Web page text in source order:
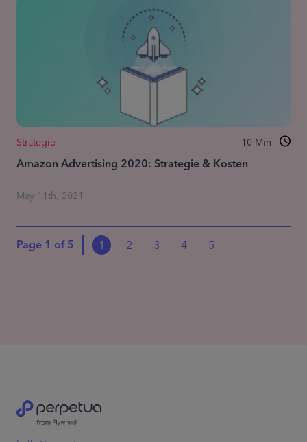
Strategie 10 Min
Amazon Advertising 2020: Strategie & Kosten
May 11th, 2021
Page1 of5 1 2 3 4 5